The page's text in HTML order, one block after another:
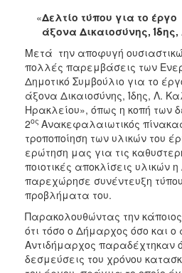
«Δελτίο τύπου για το
άξονα Δικαιοσύνης,
Μετά την αποφυγή
πολλές παρεμβάσεις των
Δημοτικό Συμβούλιο για το
άξονα Δικαιοσύνης, Ίδης, Λ.
Ηρακλείου», όπως η κοπή των
2ος Ανακεφαλαιωτικός
τροποποίηση των υλικών του
ερώτηση μας για τις
ποιοτικές αποκλίσεις υλικών
παρεχώρησε συνέντευξη
προβλήματα του.
Παρακολουθώντας την
ότι τόσο ο Δήμαρχος όσο και ο
Αντιδήμαρχος παραδέχτηκαν
δεσμεύσεις του χρόνου